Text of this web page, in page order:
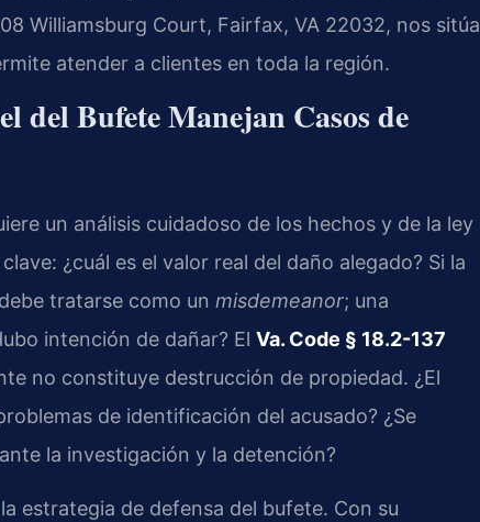
Williamsburg Court, Fairfax, VA 22032, nos sitúa
atender a clientes en toda la región.
del Bufete Manejan Casos de
un análisis cuidadoso de los hechos y de la ley
¿cuál es el valor real del daño alegado? Si la
tratarse como un misdemeanor; una
intención de dañar? El Va. Code § 18.2-137
no constituye destrucción de propiedad. ¿El
de identificación del acusado? ¿Se
la investigación y la detención?
estrategia de defensa del bufete. Con su